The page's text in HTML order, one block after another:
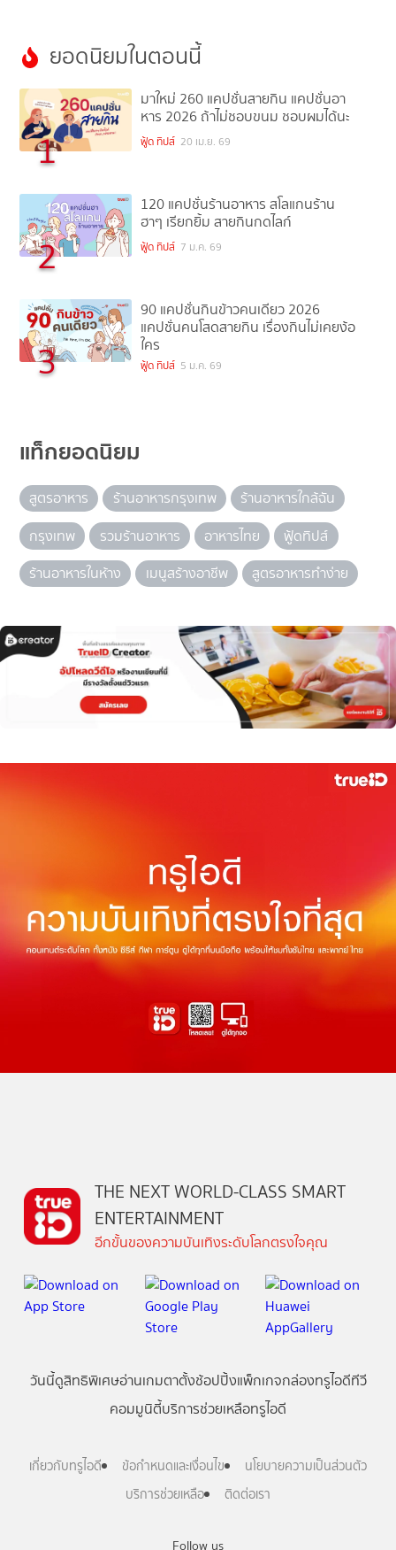
ยอดนิยมในตอนนี้
1
มาใหม่ 260 แคปชั่นสายกิน แคปชั่นอา
หาร 2026 ถ้าไม่ชอบขนม ชอบผมได้นะ
ฟู้ด ทิปส์ 20 เม.ย. 69
2
120 แคปชั่นร้านอาหาร สโลแกนร้าน
ฮาๆ เรียกยิ้ม สายกินกดไลก์
ฟู้ด ทิปส์ 7 ม.ค. 69
3
90 แคปชั่นกินข้าวคนเดียว 2026
แคปชั่นคนโสดสายกิน เรื่องกินไม่เคยง้อ
ใคร
ฟู้ด ทิปส์ 5 ม.ค. 69
แท็กยอดนิยม
สูตรอาหาร ร้านอาหารกรุงเทพ
ร้านอาหารใกล้ฉัน
กรุงเทพ
รวมร้านอาหาร อาหารไทย
ฟู้ดทิปส์
ร้านอาหารในห้าง
เมนูสร้างอาชีพ สูตรอาหารทำง่าย
Follow us
THE NEXT WORLD-CLASS SMART
ENTERTAINMENT
อีกขั้นของความบันเทิงระดับโลกตรงใจคุณ
วันนี้ดูสิทธิพิเศษอ่านเกมตาตั้งช้อปปิ้งแพ็กเกจกล่องทรูไอดีทีวี
คอมมูนิตี้บริการช่วยเหลือทรูไอดี
เกี่ยวกับทรูไอดี ข้อกำหนดและเงื่อนไข
นโยบายความเป็นส่วนตัว
บริการช่วยเหลือ
ติดต่อเรา